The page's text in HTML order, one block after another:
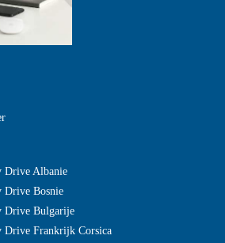
Drive Albanie
Drive Bosnie
Drive Bulgarije
Drive Frankrijk Corsica